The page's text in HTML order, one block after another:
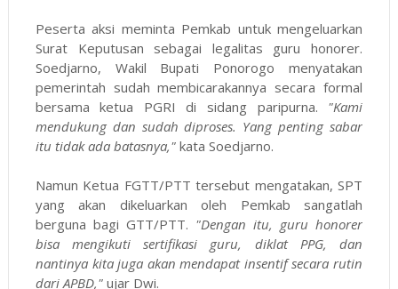
Peserta aksi meminta Pemkab untuk mengeluarkan
Surat Keputusan sebagai legalitas guru honorer.
Soedjarno, Wakil Bupati Ponorogo menyatakan
pemerintah sudah membicarakannya secara formal
bersama ketua PGRI di sidang paripurna. "Kami
mendukung dan sudah diproses. Yang penting sabar
itu tidak ada batasnya," kata Soedjarno.
Namun Ketua FGTT/PTT tersebut mengatakan, SPT
yang akan dikeluarkan oleh Pemkab sangatlah
berguna bagi GTT/PTT. "Dengan itu, guru honorer
bisa mengikuti sertifikasi guru, diklat PPG, dan
nantinya kita juga akan mendapat insentif secara rutin
dari APBD," ujar Dwi.